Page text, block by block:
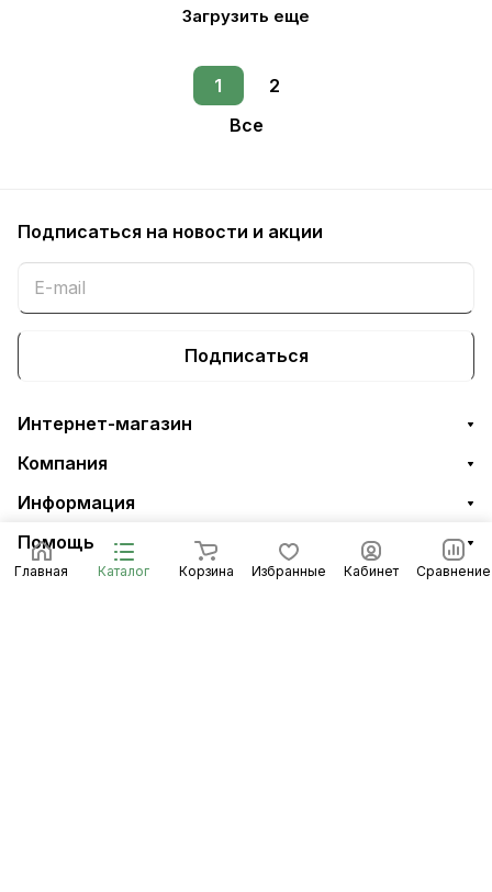
Загрузить еще
1
2
Все
Главная Каталог Корзина Избранные Кабинет Сравнение
Подписаться на новости и акции
Подписаться
Интернет-магазин
Компания
Информация
Помощь